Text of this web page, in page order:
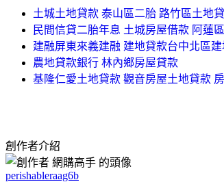
土城土地貸款 泰山區二胎 路竹區土地
民間信貸二胎年息 土城房屋借款 阿蓮
建融屏東來義建融 建地貸款台中北區
農地貸款銀行 林內鄉房屋貸款
基隆仁愛土地貸款 觀音房屋土地貸款
創作者介紹
perishableraag6b